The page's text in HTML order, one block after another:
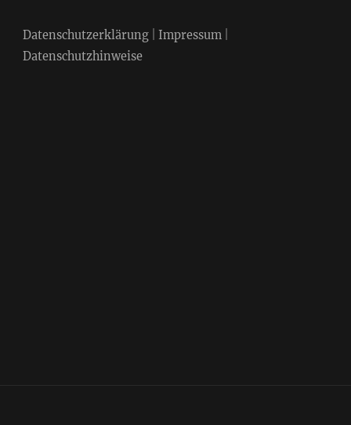
Datenschutzerklärung| Impressum|
Datenschutzhinweise